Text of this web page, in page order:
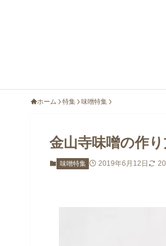
ホーム 特集 味噌特集
金山寺味噌の作
味噌特集 2019年6月12日